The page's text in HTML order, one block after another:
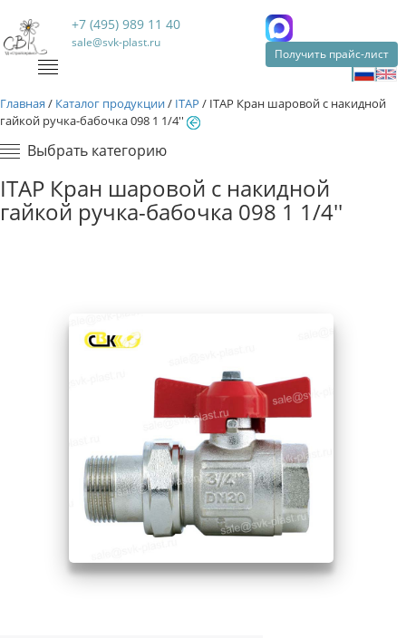
+7 (495) 989 11 40
sale@svk-plast.ru
Получить прайс-лист
Главная / Каталог продукции/ ITAP / ITAP Кран шаровой с накидной
гайкой ручка-бабочка 098 1 1/4''
Выбрать категорию
ITAP Кран шаровой с накидной
гайкой ручка-бабочка 098 1 1/4''